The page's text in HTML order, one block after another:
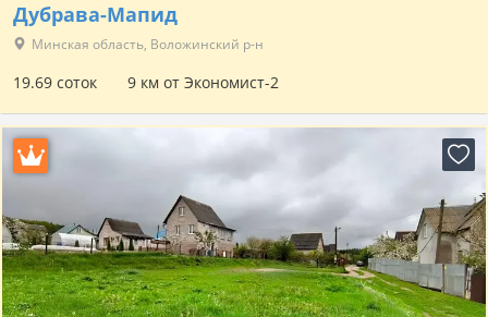
Дубрава-Мапид
Минская область, Воложинский р-н
19.69 соток 9 км от Экономист-2